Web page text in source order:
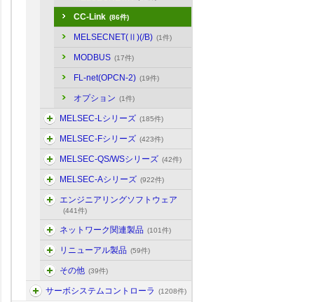
CC-Link (86件)
MELSECNET(Ⅱ)(/B) (1件)
MODBUS (17件)
FL-net(OPCN-2) (19件)
オプション (1件)
MELSEC-Lシリーズ (185件)
MELSEC-Fシリーズ (423件)
MELSEC-QS/WSシリーズ (42件)
MELSEC-Aシリーズ (922件)
エンジニアリングソフトウェア
(441件)
ネットワーク関連製品 (101件)
リニューアル製品 (59件)
その他 (39件)
サーボシステムコントローラ (1208件)